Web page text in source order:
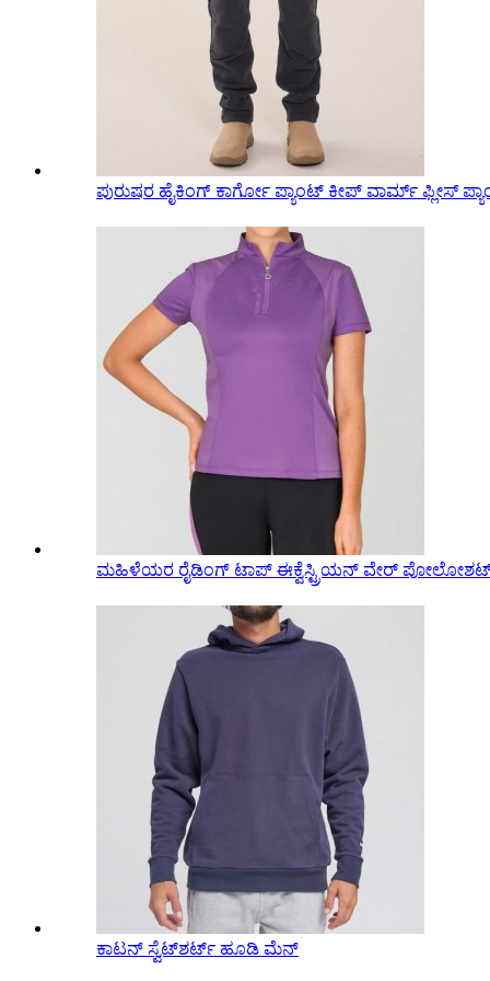
ಪುರುಷರ ಹೈಕಿಂಗ್ ಕಾರ್ಗೋ ಪ್ಯಾಂಟ್ ಕೀಪ್ ವಾರ್ಮ್ ಫ್ಲೀಸ್
ಮಹಿಳೆಯರ ರೈಡಿಂಗ್ ಟಾಪ್ ಈಕ್ವೆಸ್ಟ್ರಿಯನ್ ವೇರ್
ಕಾಟನ್ ಸ್ವೆಟ್‌ಶರ್ಟ್ ಹೂಡಿ ಮೆನ್